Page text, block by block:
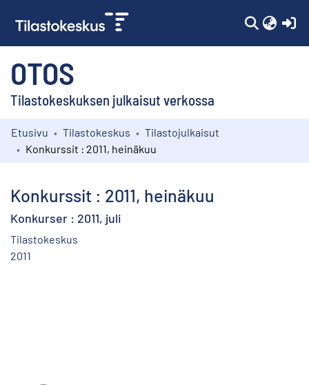
OTOS
Tilastokeskuksen julkaisut verkossa
Kokoelmat
Etusivu Tilastokeskus
Tilastojulkaisut
Konkurssit : 2011, heinäkuu
Konkurssit : 2011, heinäkuu
Konkurser : 2011, juli
Tilastokeskus
2011